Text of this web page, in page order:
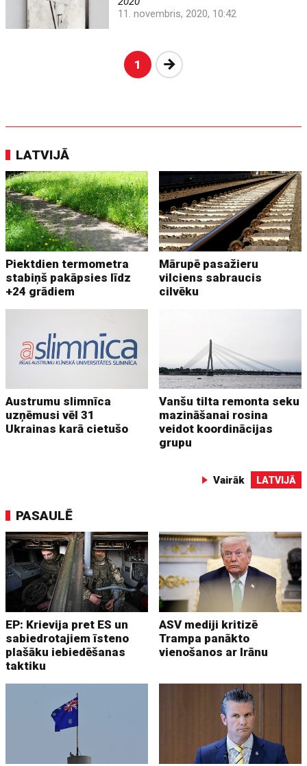
11. novembris, 2020, 10:42
1 Nākošā
LATVIJĀ
Piektdien termometra
stabiņš pakāpsies līdz
+24 grādiem
Mārupē pasažieru
vilciens sabraucis
cilvēku
Austrumu slimnīca
uzņēmusi vēl 31
Ukrainas karā cietušo
Vanšu tilta remonta seku
mazināšanai rosina
veidot koordinācijas
grupu
Vairāk LATVIJĀ
PASAULĒ
EP: Krievija pret ES un
sabiedrotajiem īsteno
plašāku iebiedēšanas
taktiku
ASV mediji kritizē
Trampa panākto
vienošanos ar Irānu